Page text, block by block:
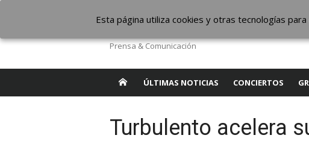
contenido
The Borderline Music
Prensa & Comunicación
ÚLTIMAS NOTICIAS CONCIERTOS
Turbulento acelera
Esta página utiliza cookies y otras tecnologías